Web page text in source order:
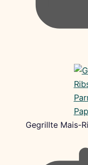
Gegrillte Mais-